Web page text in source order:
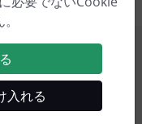
入れる